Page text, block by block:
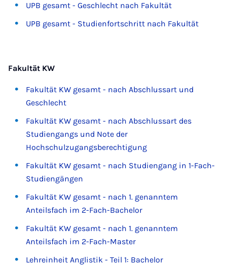
UPB gesamt - Geschlecht nach Fakultät
UPB gesamt - Studienfortschritt nach Fakultät
Fakultät KW
Fakultät KW gesamt - nach Abschlussart und
Geschlecht
Fakultät KW gesamt - nach Abschlussart des
Studiengangs und Note der
Hochschulzugangsberechtigung
Fakultät KW gesamt - nach Studiengang in 1-Fach-
Studiengängen
Fakultät KW gesamt - nach 1. genanntem
Anteilsfach im 2-Fach-Bachelor
Fakultät KW gesamt - nach 1. genanntem
Anteilsfach im 2-Fach-Master
Lehreinheit Anglistik - Teil 1: Bachelor